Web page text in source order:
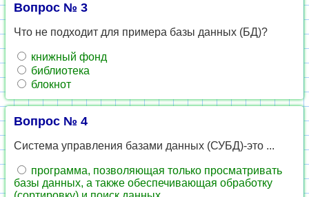
Вопрос № 3
Что не подходит для примера базы данных (БД)?
книжный фонд
библиотека
блокнот
Вопрос № 4
Система управления базами данных (СУБД)-это ...
программа, позволяющая только просматривать
базы данных, а также обеспечивающая обработку